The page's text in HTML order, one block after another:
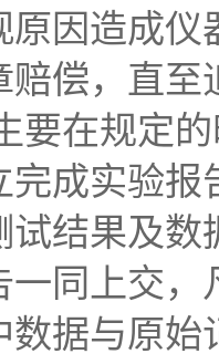
原因造成
赔偿，直至
要在规定
完成实验
试结果及
一同上交
数据与原